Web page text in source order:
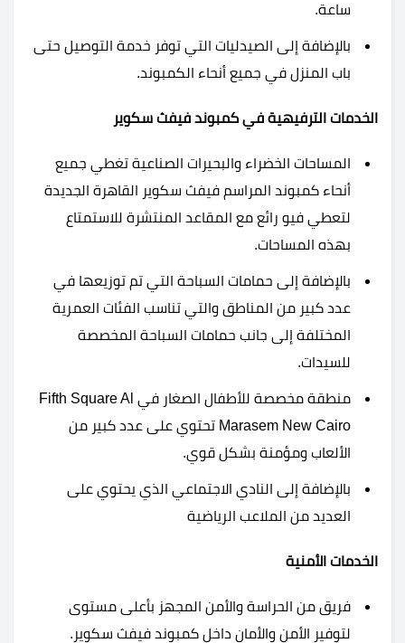
ساعة.
بالإضافة إلى الصيدليات التي توفر خدمة التوصيل حتى
باب المنزل في جميع أنحاء الكمبوند.
الخدمات الترفيهية في كمبوند فيفث سكوير
المساحات الخضراء والبحيرات الصناعية تغطي جميع
أنحاء كمبوند المراسم فيفث سكوير القاهرة الجديدة
لتعطي فيو رائع مع المقاعد المنتشرة للاستمتاع
بهذه المساحات.
بالإضافة إلى حمامات السباحة التي تم توزيعها في
عدد كبير من المناطق والتي تناسب الفئات العمرية
المختلفة إلى جانب حمامات السباحة المخصصة
للسيدات.
منطقة مخصصة للأطفال الصغار في Fifth Square Al
Marasem New Cairo تحتوي على عدد كبير من
الألعاب ومؤمنة بشكل قوي.
بالإضافة إلى النادي الاجتماعي الذي يحتوي على
العديد من الملاعب الرياضية
الخدمات الأمنية
فريق من الحراسة والأمن المجهز بأعلى مستوى
لتوفير الأمن والأمان داخل كمبوند فيفث سكوير.